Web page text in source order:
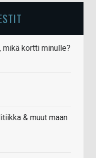
mikä kortti minulle?
& muut maan